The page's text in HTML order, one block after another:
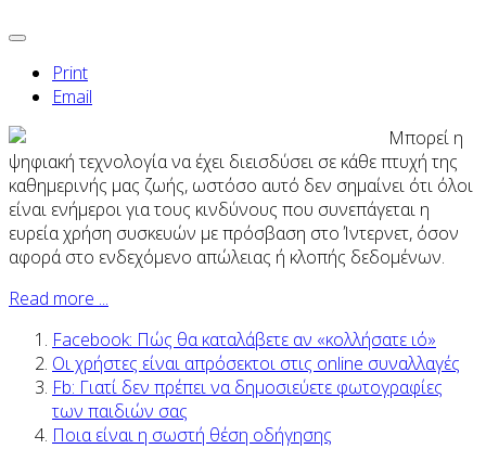
Print
Email
Μπορεί η
ψηφιακή τεχνολογία να έχει διεισδύσει σε κάθε πτυχή της
καθημερινής μας ζωής, ωστόσο αυτό δεν σημαίνει ότι όλοι
είναι ενήμεροι για τους κινδύνους που συνεπάγεται η
ευρεία χρήση συσκευών με πρόσβαση στο Ίντερνετ, όσον
αφορά στο ενδεχόμενο απώλειας ή κλοπής δεδομένων.
Read more ...
Facebook: Πώς θα καταλάβετε αν «κολλήσατε ιό»
Οι χρήστες είναι απρόσεκτοι στις online συναλλαγές
Fb: Γιατί δεν πρέπει να δημοσιεύετε φωτογραφίες
των παιδιών σας
Ποια είναι η σωστή θέση οδήγησης